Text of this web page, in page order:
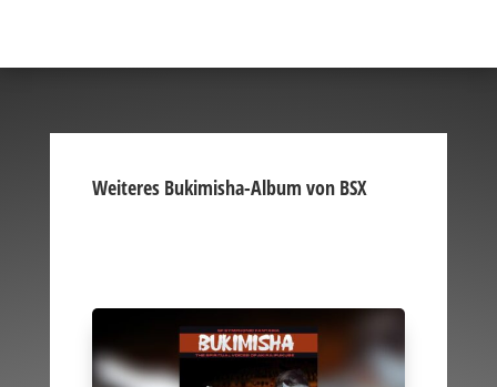
Weiteres Bukimisha-Album von BSX